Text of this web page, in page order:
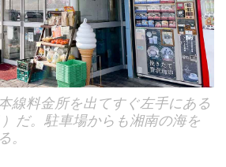
線料金所を出てすぐ左手にある
だ。駐車場からも湘南の海を
。